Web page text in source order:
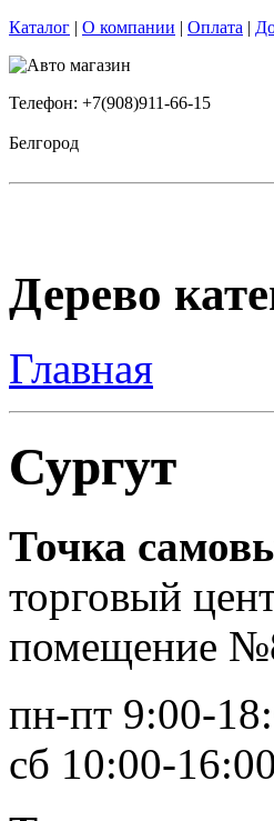
Каталог | О компании | Оплата |
Телефон: +7(908)911-66-15
Белгород
Дерево
Главная
Сургут
Точка
торговый
помещение
пн-пт 9:00-
сб 10:00-16:00